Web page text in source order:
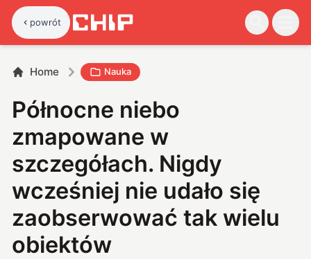
powrót
Home Nauka
Północne niebo
zmapowane w
szczegółach. Nigdy
wcześniej nie udało się
zaobserwować tak wielu
obiektów